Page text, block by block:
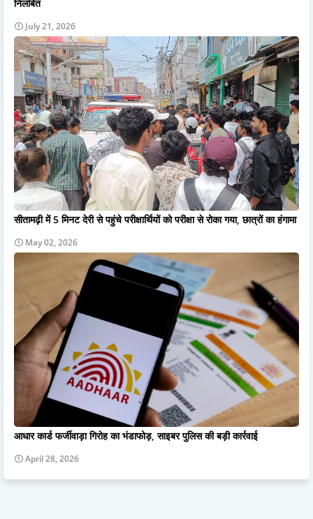
निलंबित
July 21, 2026
सीतामढ़ी में 5 मिनट देरी से पहुंचे परीक्षार्थियों को परीक्षा से रोका गया, छात्रों का हंगामा
May 02, 2026
आधार कार्ड फर्जीवाड़ा गिरोह का भंडाफोड़, साइबर पुलिस की बड़ी कार्रवाई
April 28, 2026